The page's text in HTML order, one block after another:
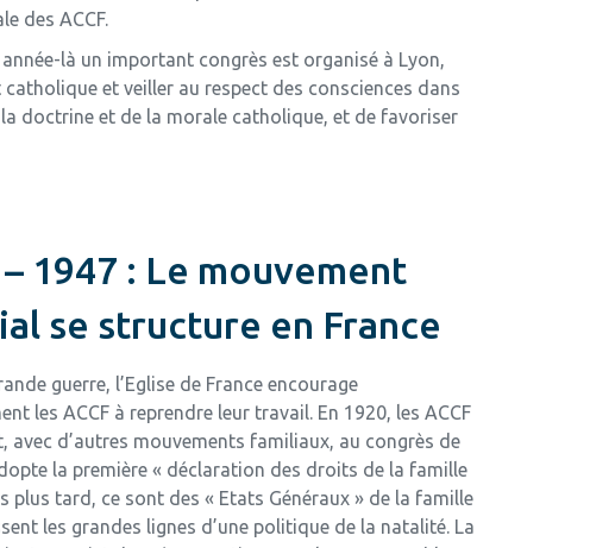
des ACCF.
là un important congrès est organisé à Lyon,
et veiller au respect des consciences dans
doctrine et de la morale catholique, et de favoriser
1947 : Le mouvement
se structure en France
guerre, l’Eglise de France encourage
les ACCF à reprendre leur travail. En 1920, les ACCF
avec d’autres mouvements familiaux, au congrès de
la première « déclaration des droits de la famille
plus tard, ce sont des « Etats Généraux » de la famille
les grandes lignes d’une politique de la natalité. La